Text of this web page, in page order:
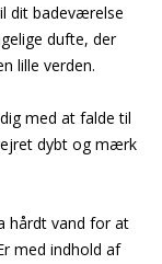
dit badeværelse
dufte, der
lille verden.
med at falde til
dybt og mærk
hårdt vand for at
med indhold af